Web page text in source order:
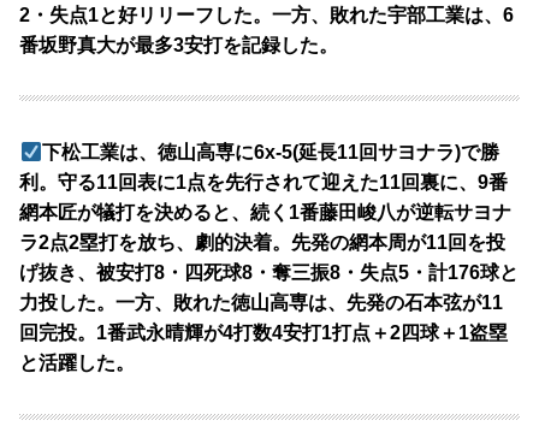
2・失点1と好リリーフした。一方、敗れた宇部工業は、6
番坂野真大が最多3安打を記録した。
下松工業は、徳山高専に6x-5(延長11回サヨナラ)で勝
利。守る11回表に1点を先行されて迎えた11回裏に、9番
網本匠が犠打を決めると、続く1番藤田峻八が逆転サヨナ
ラ2点2塁打を放ち、劇的決着。先発の網本周が11回を投
げ抜き、被安打8・四死球8・奪三振8・失点5・計176球と
力投した。一方、敗れた徳山高専は、先発の石本弦が11
回完投。1番武永晴輝が4打数4安打1打点＋2四球＋1盗塁
と活躍した。